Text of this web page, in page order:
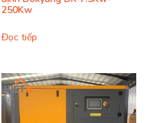
250Kw
Đọc tiếp